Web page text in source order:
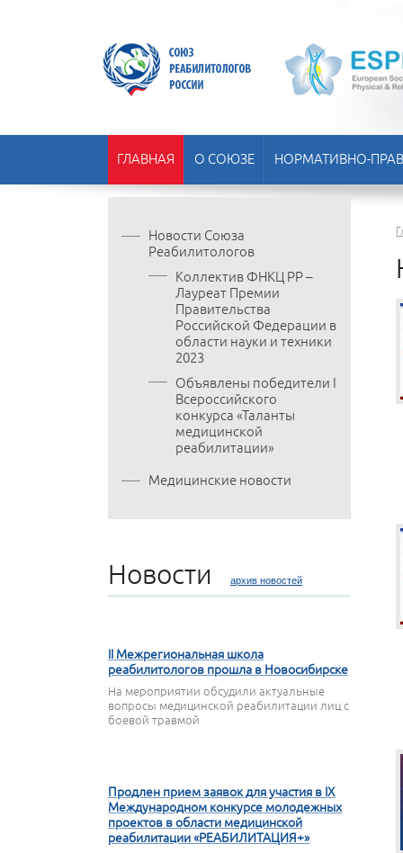
ГЛАВНАЯ О СОЮЗЕ НОРМАТИВНО-
Новости Союза
Реабилитологов
Коллектив ФНКЦ РР –
Лауреат Премии
Правительства
Российской Федерации в
области науки и техники
2023
Объявлены победители I
Всероссийского
конкурса «Таланты
медицинской
реабилитации»
Медицинские новости
Новости архив новостей
II Межрегиональная школа
реабилитологов прошла в Новосибирске
На мероприятии обсудили актуальные
вопросы медицинской реабилитации лиц с
боевой травмой
Продлен прием заявок для участия в IX
Международном конкурсе молодежных
проектов в области медицинской
реабилитации «РЕАБИЛИТАЦИЯ+»